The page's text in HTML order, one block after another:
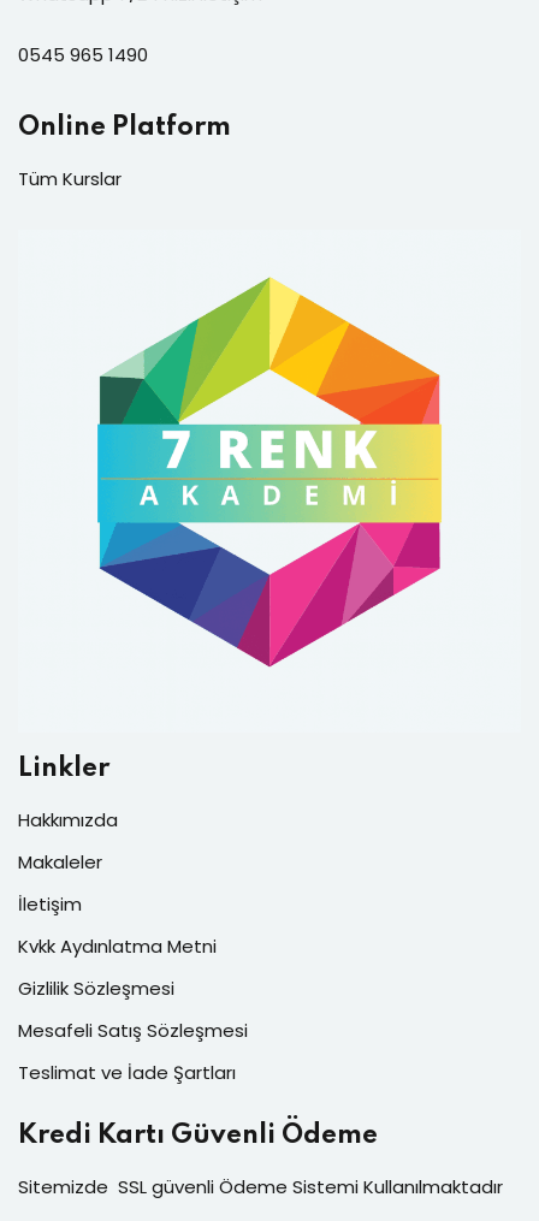
0545 965 1490
Online Platform
Tüm Kurslar
Linkler
Hakkımızda
Makaleler
İletişim
Kvkk Aydınlatma Metni
Gizlilik Sözleşmesi
Mesafeli Satış Sözleşmesi
Teslimat ve İade Şartları
Kredi Kartı Güvenli Ödeme
Sitemizde SSL güvenli Ödeme Sistemi Kullanılmaktadır